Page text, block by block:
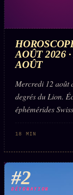
Who is
Qui baise
Signatures
Charte
Studios
Words
Récents
AOÛT 2026
AOÛT
Mercredi 12 août
degrés du Lion.
éphémérides
18 MIN
#2
DÉTONATION